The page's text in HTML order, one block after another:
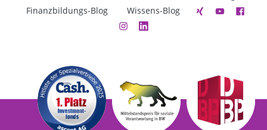
Finanzbildungs-Blog
Wissens-Blog